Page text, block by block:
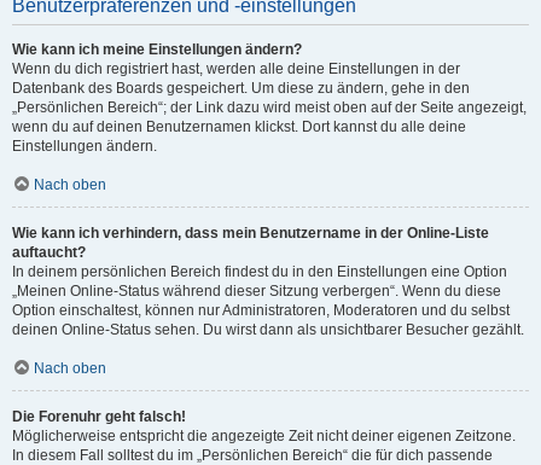
Benutzerpräferenzen und -einstellungen
Wie kann ich meine Einstellungen ändern?
Wenn du dich registriert hast, werden alle deine Einstellungen in der
Datenbank des Boards gespeichert. Um diese zu ändern, gehe in den
„Persönlichen Bereich“; der Link dazu wird meist oben auf der Seite angezeigt,
wenn du auf deinen Benutzernamen klickst. Dort kannst du alle deine
Einstellungen ändern.
Nach oben
Wie kann ich verhindern, dass mein Benutzername in der Online-Liste
auftaucht?
In deinem persönlichen Bereich findest du in den Einstellungen eine Option
„Meinen Online-Status während dieser Sitzung verbergen“. Wenn du diese
Option einschaltest, können nur Administratoren, Moderatoren und du selbst
deinen Online-Status sehen. Du wirst dann als unsichtbarer Besucher gezählt.
Nach oben
Die Forenuhr geht falsch!
Möglicherweise entspricht die angezeigte Zeit nicht deiner eigenen Zeitzone.
In diesem Fall solltest du im „Persönlichen Bereich“ die für dich passende